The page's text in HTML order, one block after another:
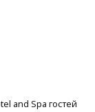
and Spa гостей